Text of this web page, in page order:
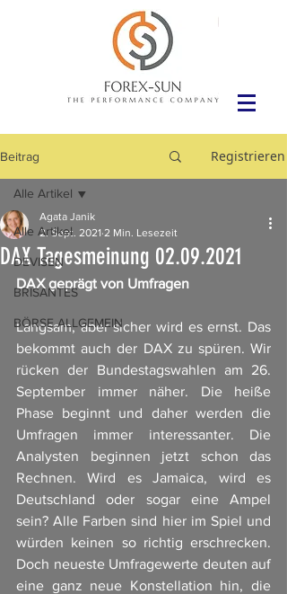
Beitrag Registrieren
Alle Artikel
DEVISEN
BRISANTES
BÖRSE ALLGEMEIN
Alle Artikel
DAX Tagesmeinung 02.09.2021
Agata Janik
2. Sept. 2021 2 Min. Lesezeit
DAX geprägt von Umfragen
Langsam, aber sicher wird es ernst. Das
bekommt auch der DAX zu spüren. Wir
rücken der Bundestagswahlen am 26.
September immer näher. Die heiße
Phase beginnt und daher werden die
Umfragen immer interessanter. Die
Analysten beginnen jetzt schon das
Rechnen. Wird es Jamaica, wird es
Deutschland oder sogar eine Ampel
sein? Alle Farben sind hier im Spiel und
würden keinen so richtig erschrecken.
Doch neueste Umfragewerte deuten auf
eine ganz neue Konstellation hin, die